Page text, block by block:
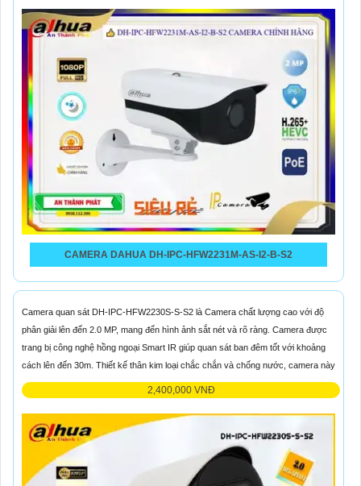
CAMERA DAHUA DH-IPC-HFW2231M-AS-I2-B-S2
Camera quan sát DH-IPC-HFW2230S-S-S2 là Camera chất lượng cao với độ
phân giải lên đến 2.0 MP, mang đến hình ảnh sắt nét và rõ ràng. Camera được
trang bị công nghệ hồng ngoại Smart IR giúp quan sát ban đêm tốt với khoảng
cách lên đến 30m. Thiết kế thân kim loại chắc chắn và chống nước, camera này
2,400,000 VNĐ